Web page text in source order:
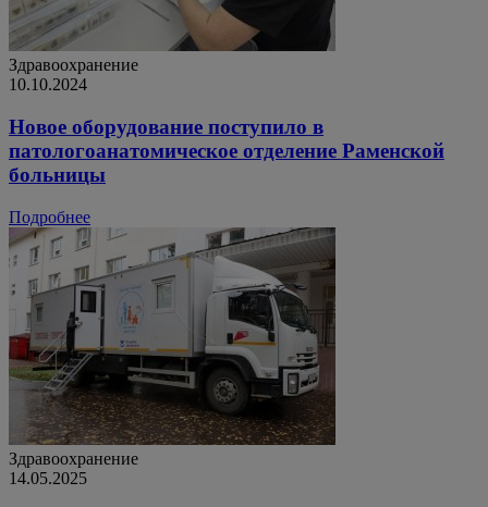
Здравоохранение
10.10.2024
Новое оборудование поступило в
патологоанатомическое отделение Раменской
больницы
Подробнее
Здравоохранение
14.05.2025